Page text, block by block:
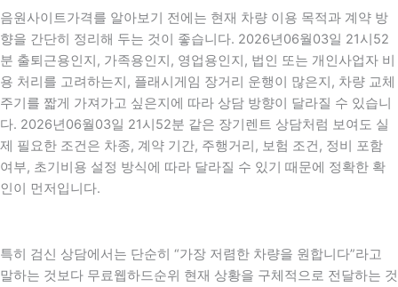
음원사이트가격를 알아보기 전에는 현재 차량 이용 목적과 계약 방
향을 간단히 정리해 두는 것이 좋습니다. 2026년06월03일 21시52
분 출퇴근용인지, 가족용인지, 영업용인지, 법인 또는 개인사업자 비
용 처리를 고려하는지, 플래시게임 장거리 운행이 많은지, 차량 교체
주기를 짧게 가져가고 싶은지에 따라 상담 방향이 달라질 수 있습니
다. 2026년06월03일 21시52분 같은 장기렌트 상담처럼 보여도 실
제 필요한 조건은 차종, 계약 기간, 주행거리, 보험 조건, 정비 포함
여부, 초기비용 설정 방식에 따라 달라질 수 있기 때문에 정확한 확
인이 먼저입니다.
특히 검신 상담에서는 단순히 “가장 저렴한 차량을 원합니다”라고
말하는 것보다 무료웹하드순위 현재 상황을 구체적으로 전달하는 것